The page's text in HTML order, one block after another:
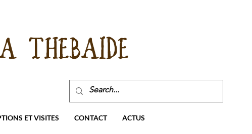
THEBAIDE
ET VISITES CONTACT ACTUS